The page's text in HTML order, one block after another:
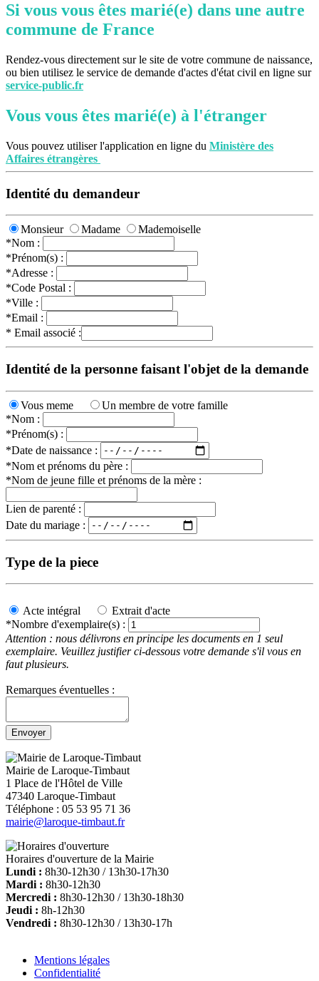
Si vous vous êtes marié(e) dans une autre
commune de France
Rendez-vous directement sur le site de votre commune de naissance,
ou bien utilisez le service de demande d'actes d'état civil en ligne sur
service-public.fr
Vous vous êtes marié(e) à l'étranger
Vous pouvez utiliser l'application en ligne du Ministère des
Affaires étrangères
Identité du demandeur
Monsieur Madame
Mademoiselle
*Nom :
*Prénom(s) :
*Adresse :
*Code Postal :
*Ville :
*Email :
* Email associé :
Identité de la personne faisant l'objet de la demande
Vous meme
Un membre de votre famille
*Nom :
*Prénom(s) :
*Date de naissance :
*Nom et prénoms du père :
*Nom de jeune fille et prénoms de la mère :
Lien de parenté :
Date du mariage :
Type de la piece
Acte intégral
Extrait d'acte
*Nombre d'exemplaire(s) :
Attention : nous délivrons en principe les documents en 1 seul
exemplaire. Veuillez justifier ci-dessous votre demande s'il vous en
faut plusieurs.
Remarques éventuelles :
Mairie de Laroque-Timbaut
1 Place de l'Hôtel de Ville
47340 Laroque-Timbaut
Téléphone : 05 53 95 71 36
mairie@laroque-timbaut.fr
Horaires d'ouverture de la Mairie
Lundi : 8h30-12h30 / 13h30-17h30
Mardi : 8h30-12h30
Mercredi : 8h30-12h30 / 13h30-18h30
Jeudi : 8h-12h30
Vendredi : 8h30-12h30 / 13h30-17h
Mentions légales
Confidentialité